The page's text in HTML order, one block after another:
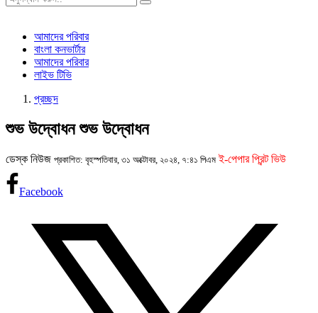
আমাদের পরিবার
বাংলা কনভার্টার
আমাদের পরিবার
লাইভ টিভি
প্রচ্ছদ
শুভ উদ্বোধন শুভ উদ্বোধন
ডেস্ক নিউজ প্রকাশিত: বৃহস্পতিবার, ৩১ অক্টোবর, ২০২৪, ৭:৪১ পিএম ই-পেপার প্রিন্ট ভিউ
Facebook